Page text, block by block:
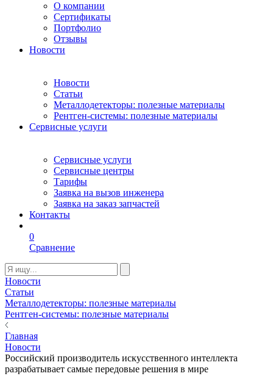
О компании
Сертификаты
Портфолио
Отзывы
Новости
Новости
Статьи
Металлодетекторы: полезные материалы
Рентген-системы: полезные материалы
Сервисные услуги
Сервисные услуги
Сервисные центры
Тарифы
Заявка на вызов инженера
Заявка на заказ запчастей
Контакты
0
Сравнение
Новости
Статьи
Металлодетекторы: полезные материалы
Рентген-системы: полезные материалы
Главная
Новости
Российский производитель искусственного интеллекта
разрабатывает самые передовые решения в мире